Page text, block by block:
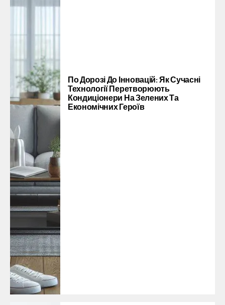
По Дорозі До Інновацій: Як Сучасні
Технології Перетворюють
Кондиціонери На Зелених Та
Економічних Героїв